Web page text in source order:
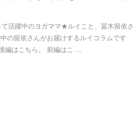
活躍中のヨガママ★ルイこと、冨木留依さ
の留依さんがお届けするルイコラムです
編はこちら。 前編はこ ...